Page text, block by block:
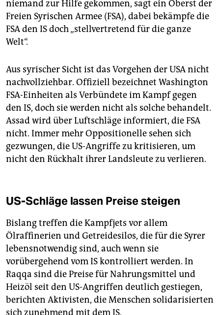
niemand zur Hilfe gekommen, sagt ein Oberst der
Freien Syrischen Armee (FSA), dabei bekämpfe die
FSA den IS doch „stellvertretend für die ganze
Welt“.
Aus syrischer Sicht ist das Vorgehen der USA nicht
nachvollziehbar. Offiziell bezeichnet Washington
FSA-Einheiten als Verbündete im Kampf gegen
den IS, doch sie werden nicht als solche behandelt.
Assad wird über Luftschläge informiert, die FSA
nicht. Immer mehr Oppositionelle sehen sich
gezwungen, die US-Angriffe zu kritisieren, um
nicht den Rückhalt ihrer Landsleute zu verlieren.
US-Schläge lassen Preise steigen
Bislang treffen die Kampfjets vor allem
Ölraffinerien und Getreidesilos, die für die Syrer
lebensnotwendig sind, auch wenn sie
vorübergehend vom IS kontrolliert werden. In
Raqqa sind die Preise für Nahrungsmittel und
Heizöl seit den US-Angriffen deutlich gestiegen,
berichten Aktivisten, die Menschen solidarisierten
sich zunehmend mit dem IS.